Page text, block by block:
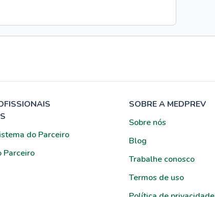
do Parceiro
Parceiro
SOBRE A MEDPREV
Sobre nós
Blog
Trabalhe conosco
Termos de uso